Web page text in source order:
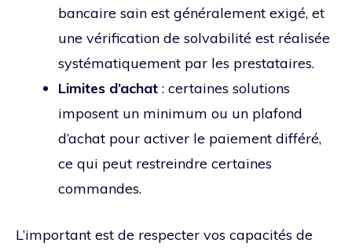
bancaire sain est généralement exigé, et
une vérification de solvabilité est réalisée
systématiquement par les prestataires.
Limites d’achat : certaines solutions
imposent un minimum ou un plafond
d’achat pour activer le paiement différé,
ce qui peut restreindre certaines
commandes.
L’important est de respecter vos capacités de